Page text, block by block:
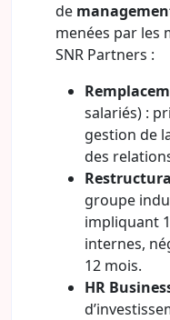
de
menées par les
SNR Partners :
salariés) :
gestion de
des
groupe
impliquant
internes,
12 mois.
HR